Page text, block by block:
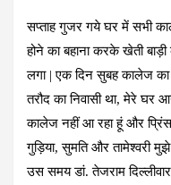
सप्ताह गुजर गये घर में सभी
होने का बहाना करके खेती
लगा | एक दिन सुबह कालेज का
तरौद का निवासी था, मेरे घर
कालेज नहीं आ रहा हूं और
गुड़िया, सुमति और तामेश्वरी
उस समय डां. तेजराम दिल्लीवार